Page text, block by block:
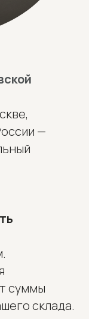
—
суммы
склада.